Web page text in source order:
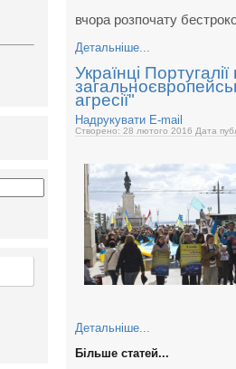
вчора розпочату
Детальніше...
Українці
агресії"
Надрукувати E-mail
Створено: 28 лютого 2016 Дата
Детальніше...
Більше статей...